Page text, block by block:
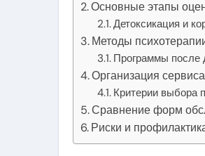
Основные этапы
Детоксикация и
Методы
Программы после
Организация
Критерии выбора
Сравнение форм
Риски и